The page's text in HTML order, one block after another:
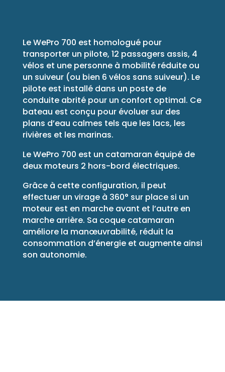
Le WePro 700 est homologué pour
transporter un pilote, 12 passagers assis, 4
vélos et une personne à mobilité réduite ou
un suiveur (ou bien 6 vélos sans suiveur). Le
pilote est installé dans un poste de
conduite abrité pour un confort optimal. Ce
bateau est conçu pour évoluer sur des
plans d’eau calmes tels que les lacs, les
rivières et les marinas.
Le WePro 700 est un catamaran équipé de
deux moteurs 2 hors-bord électriques.
Grâce à cette configuration, il peut
effectuer un virage à 360° sur place si un
moteur est en marche avant et l’autre en
marche arrière. Sa coque catamaran
améliore la manœuvrabilité, réduit la
consommation d’énergie et augmente ainsi
son autonomie.